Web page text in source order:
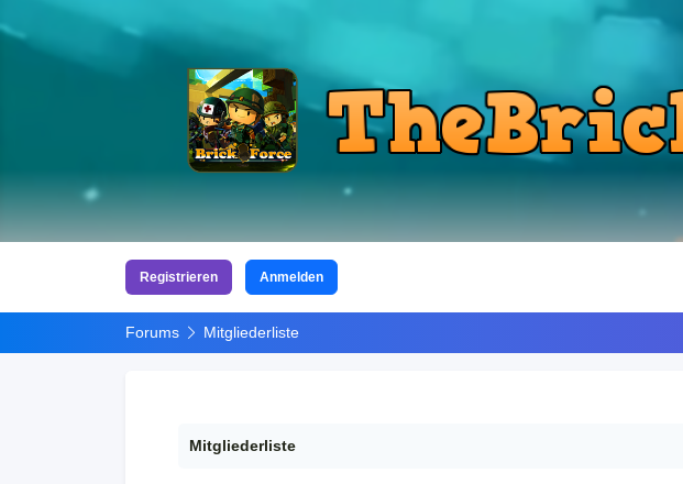
Registrieren Anmelden
Forums Mitgliederliste
Mitgliederliste